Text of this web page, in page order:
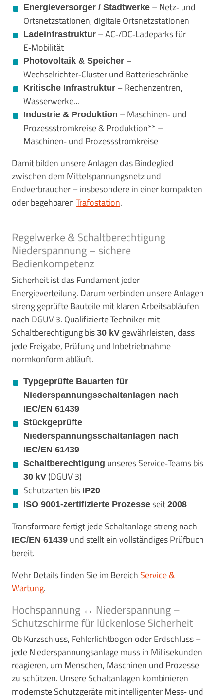
Energieversorger / Stadtwerke – Netz‑ und
Ortsnetzstationen, digitale Ortsnetzstationen
Ladeinfrastruktur – AC‑/DC‑Ladeparks für
E‑Mobilität
Photovoltaik & Speicher –
Wechselrichter‑Cluster und Batterieschränke
Kritische Infrastruktur – Rechenzentren,
Wasserwerke…
Industrie & Produktion – Maschinen‑ und
Prozessstromkreise & Produktion** –
Maschinen‑ und Prozessstromkreise
Damit bilden unsere Anlagen das Bindeglied
zwischen dem Mittelspannungsnetzund
Endverbraucher – insbesondere in einer kompakten
oder begehbarenTrafostation.
Regelwerke & Schaltberechtigung
Niederspannung – sichere
Bedienkompetenz
Sicherheit ist das Fundament jeder
Energieverteilung. Darum verbinden unsere Anlagen
streng geprüfte Bauteile mit klaren Arbeitsabläufen
nach DGUV 3. Qualifizierte Techniker mit
Schaltberechtigung bis 30 kV gewährleisten, dass
jede Freigabe, Prüfung und Inbetriebnahme
normkonform abläuft.
Typgeprüfte Bauarten für
Niederspannungsschaltanlagen nach
IEC/EN 61439
Stückgeprüfte
Niederspannungsschaltanlagen nach
IEC/EN 61439
Schaltberechtigung unseres Service‑Teams bis
30 kV (DGUV 3)
Schutzarten bis IP20
ISO 9001‑zertifizierte Prozesse seit 2008
Transformare fertigt jede Schaltanlage streng nach
IEC/EN 61439 und stellt ein vollständiges Prüfbuch
bereit.
Mehr Details finden Sie im Bereich Service &
Wartung.
Hochspannung ↔ Niederspannung –
Schutzschirme für lückenlose Sicherheit
Ob Kurzschluss, Fehlerlichtbogen oder Erdschluss –
jede Niederspannungsanlage muss in Millisekunden
reagieren, um Menschen, Maschinen und Prozesse
zu schützen. Unsere Schaltanlagen kombinieren
modernste Schutzgeräte mit intelligenter Mess‑ und